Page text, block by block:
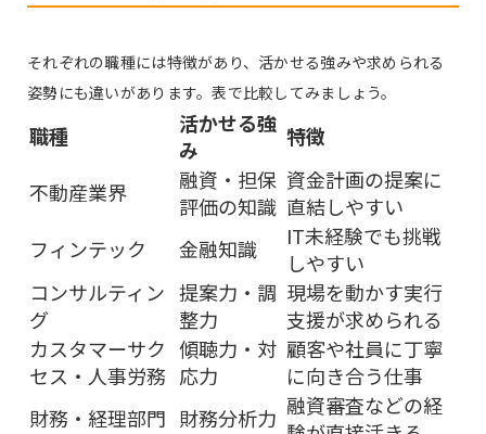
それぞれの職種には特徴があり、活かせる強みや求められる
姿勢にも違いがあります。表で比較してみましょう。
職種
活かせる強
み
特徴
不動産業界
融資・担保
評価の知識
資金計画の提案に
直結しやすい
フィンテック
金融知識
IT未経験でも挑戦
しやすい
コンサルティン
グ
提案力・調
整力
現場を動かす実行
支援が求められる
カスタマーサク
セス・人事労務
傾聴力・対
応力
顧客や社員に丁寧
に向き合う仕事
財務・経理部門 財務分析力 融資審査などの経